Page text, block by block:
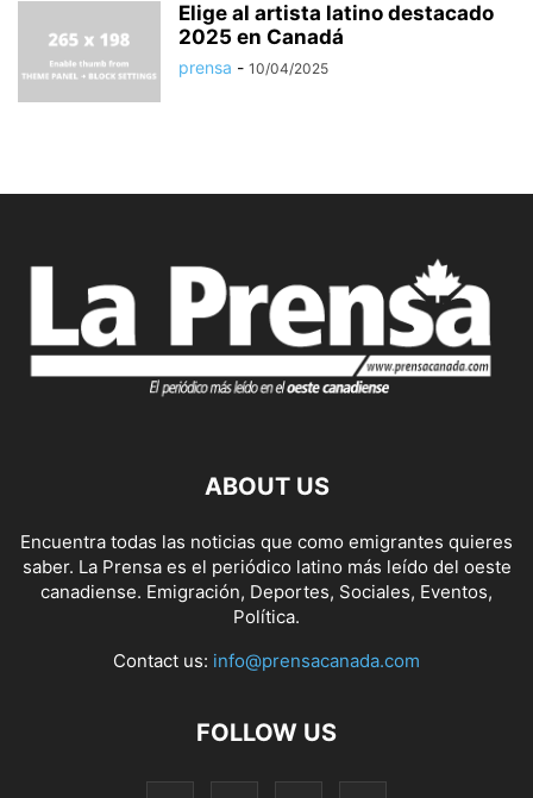
Elige al artista latino destacado
2025 en Canadá
prensa - 10/04/2025
ABOUT US
Encuentra todas las noticias que como emigrantes quieres
saber. La Prensa es el periódico latino más leído del oeste
canadiense. Emigración, Deportes, Sociales, Eventos,
Política.
Contact us: info@prensacanada.com
FOLLOW US